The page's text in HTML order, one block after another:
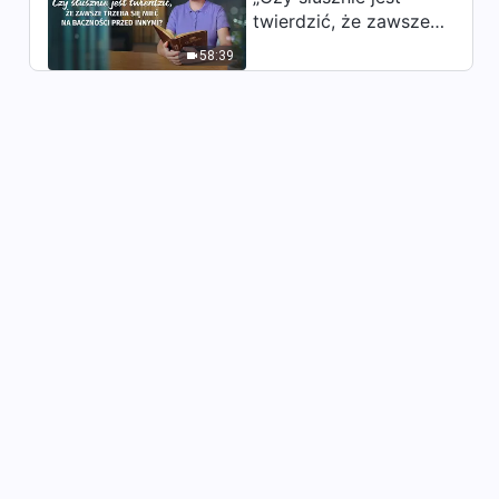
Słowo Boże | „Zakres
odpowiedzialności
58:39
twierdzić, że zawsze
baczności przed